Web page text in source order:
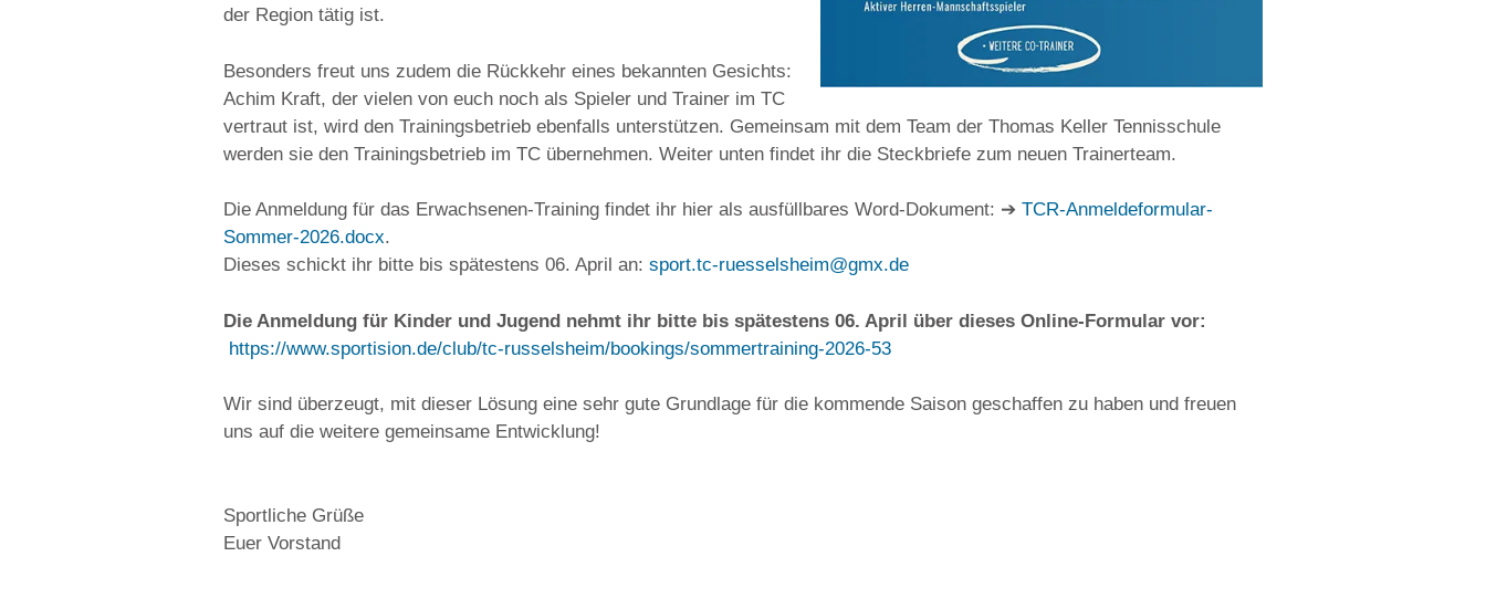
der Region tätig ist.
Besonders freut uns zudem die Rückkehr eines bekannten Gesichts:
Achim Kraft, der vielen von euch noch als Spieler und Trainer im TC
vertraut ist, wird den Trainingsbetrieb ebenfalls unterstützen. Gemeinsam mit dem Team der Thomas Keller Tennisschule
werden sie den Trainingsbetrieb im TC übernehmen. Weiter unten findet ihr die Steckbriefe zum neuen Trainerteam.
Die Anmeldung für das Erwachsenen-Training findet ihr hier als ausfüllbares Word-Dokument: ➔ TCR-Anmeldeformular-
Sommer-2026.docx.
Dieses schickt ihr bitte bis spätestens 06. April an: sport.tc-ruesselsheim@gmx.de
Die Anmeldung für Kinder und Jugend nehmt ihr bitte bis spätestens 06. April über dieses Online-Formular vor:
https://www.sportision.de/club/tc-russelsheim/bookings/sommertraining-2026-53
Wir sind überzeugt, mit dieser Lösung eine sehr gute Grundlage für die kommende Saison geschaffen zu haben und freuen
uns auf die weitere gemeinsame Entwicklung!
Sportliche Grüße
Euer Vorstand